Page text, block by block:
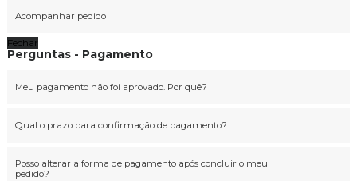
Acompanhar pedido
Fechar
Perguntas - Pagamento
Meu pagamento não foi aprovado. Por quê?
Qual o prazo para confirmação de pagamento?
Posso alterar a forma de pagamento após concluir o meu
pedido?